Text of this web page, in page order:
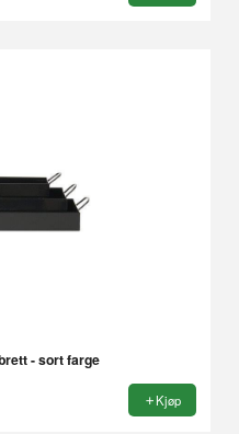
- sort farge
Kjøp